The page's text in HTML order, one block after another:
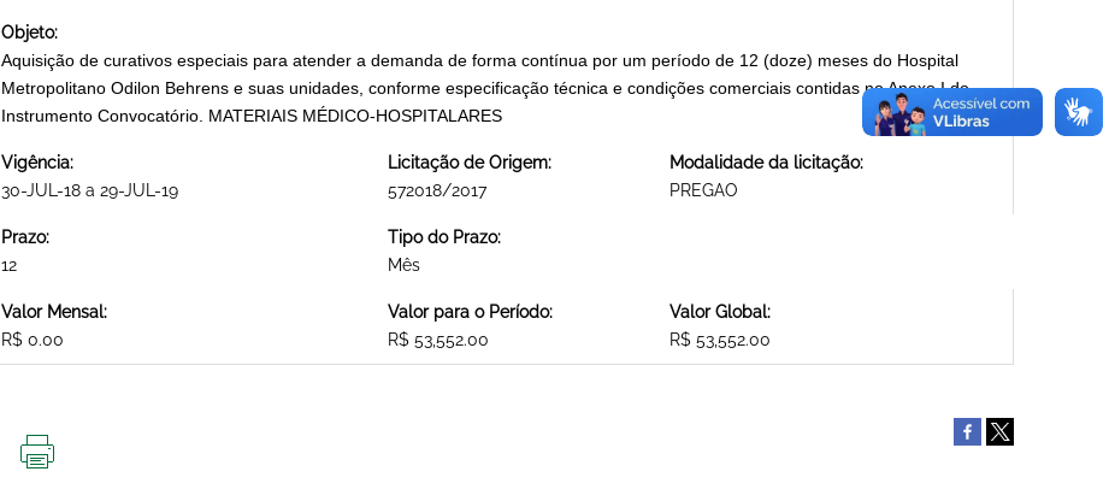
Objeto:
Aquisição de curativos especiais para atender a demanda de forma contínua por um período de 12 (doze) meses do Hospital
Metropolitano Odilon Behrens e suas unidades, conforme especificação técnica e condições comerciais contidas no Anexo I do
Instrumento Convocatório. MATERIAIS MÉDICO-HOSPITALARES
Vigência:
30-JUL-18 a 29-JUL-19
Licitação de Origem:
572018/2017
Modalidade da licitação:
PREGAO
Prazo:
12
Tipo do Prazo:
Mês
Valor Mensal:
R$ 0.00
Valor para o Período:
R$ 53,552.00
Valor Global:
R$ 53,552.00